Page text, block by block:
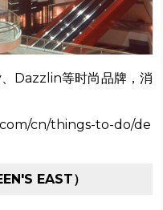
Dazzlin等时尚品牌，消
cn/things-to-do/de
EAST）